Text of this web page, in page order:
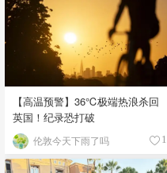
【高温预警】36℃极端热浪杀回
英国！纪录恐打破
伦敦今天下雨了吗 1